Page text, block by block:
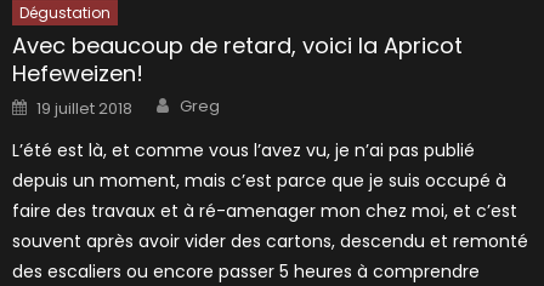
Dégustation
Avec beaucoup de retard, voici la Apricot
Hefeweizen!
Posted
on
19 juillet 2018 Author
Greg
L’été est là, et comme vous l’avez vu, je n’ai pas publié
depuis un moment, mais c’est parce que je suis occupé à
faire des travaux et à ré-amenager mon chez moi, et c’est
souvent après avoir vider des cartons, descendu et remonté
des escaliers ou encore passer 5 heures à comprendre